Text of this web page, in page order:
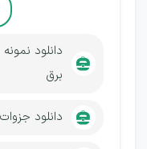
دانلود
برق
دانلود